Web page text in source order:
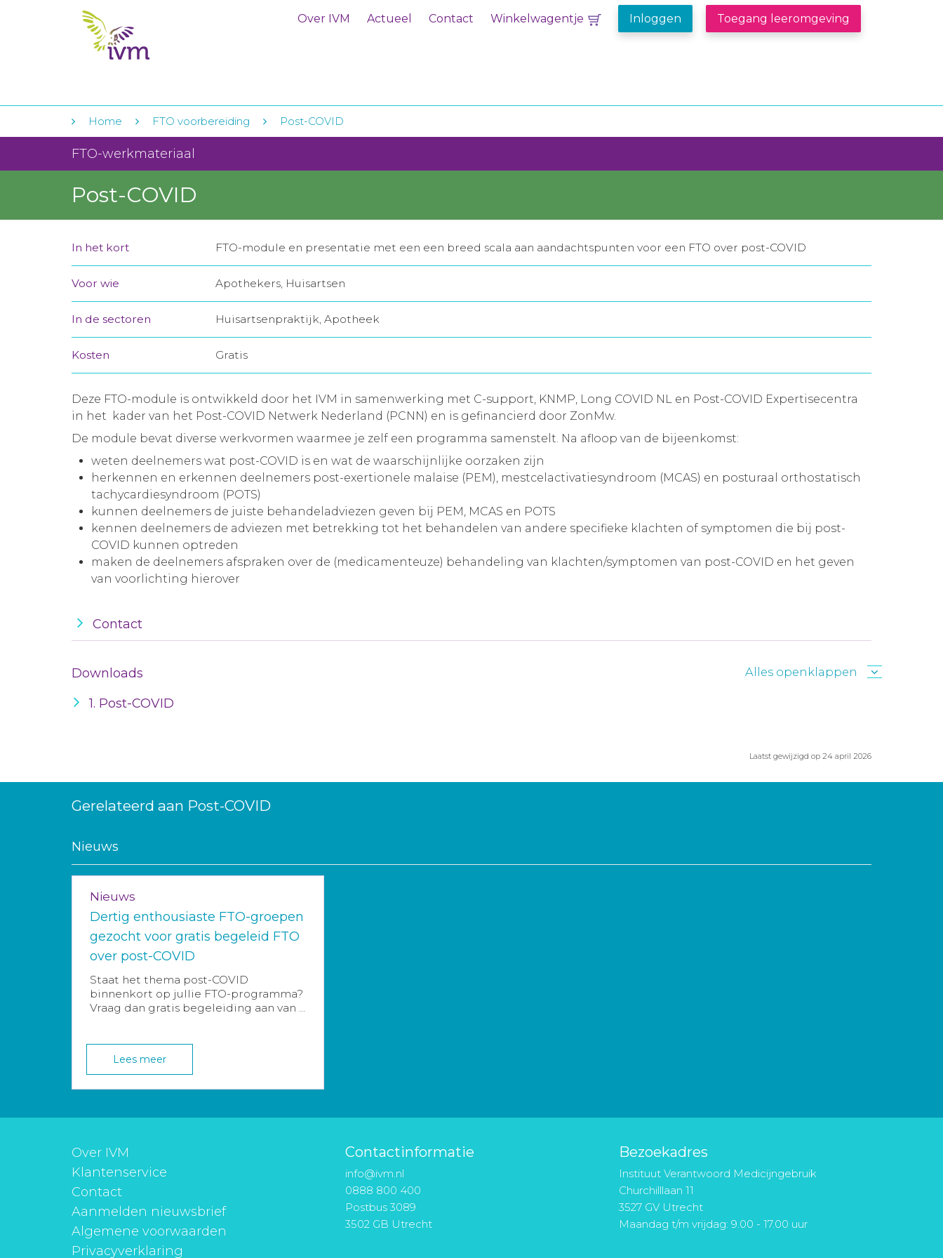
Over IVM Actueel Contact Winkelwagentje Inloggen Toegang leeromgeving
Home FTO voorbereiding Post-COVID
FTO-werkmateriaal
Post-COVID
In het kort FTO-module en presentatie met een een breed scala aan aandachtspunten voor een FTO over post-COVID
Voor wie Apothekers, Huisartsen
In de sectoren Huisartsenpraktijk, Apotheek
Kosten Gratis
Deze FTO-module is ontwikkeld door het IVM in samenwerking met C-support, KNMP, Long COVID NL en Post-COVID Expertisecentra
in het kader van het Post-COVID Netwerk Nederland (PCNN) en is gefinancierd door ZonMw.
De module bevat diverse werkvormen waarmee je zelf een programma samenstelt. Na afloop van de bijeenkomst:
weten deelnemers wat post-COVID is en wat de waarschijnlijke oorzaken zijn
herkennen en erkennen deelnemers post-exertionele malaise (PEM), mestcelactivatiesyndroom (MCAS) en posturaal orthostatisch
tachycardiesyndroom (POTS)
kunnen deelnemers de juiste behandeladviezen geven bij PEM, MCAS en POTS
kennen deelnemers de adviezen met betrekking tot het behandelen van andere specifieke klachten of symptomen die bij post-
COVID kunnen optreden
maken de deelnemers afspraken over de (medicamenteuze) behandeling van klachten/symptomen van post-COVID en het geven
van voorlichting hierover
Contact
Downloads Alles openklappen
1. Post-COVID
Laatst gewijzigd op 24 april 2026
Gerelateerd aan Post-COVID
Nieuws
Nieuws
Dertig enthousiaste FTO-groepen
gezocht voor gratis begeleid FTO
over post-COVID
Staat het thema post-COVID
binnenkort op jullie FTO-programma?
Vraag dan gratis begeleiding aan van ...
Lees meer
Over IVM
Klantenservice
Contact
Aanmelden nieuwsbrief
Algemene voorwaarden
Privacyverklaring
Contactinformatie
info@ivm.nl
0888 800 400
Postbus 3089
3502 GB Utrecht
Bezoekadres
Instituut Verantwoord Medicijngebruik
Churchilllaan 11
3527 GV Utrecht
Maandag t/m vrijdag: 9.00 - 17.00 uur